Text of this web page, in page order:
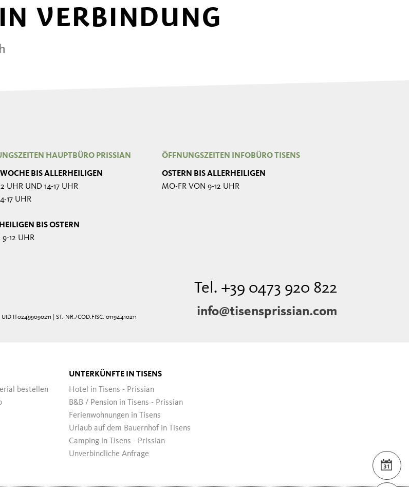
VERBINDUNG
HAUPTBÜRO PRISSIAN
BIS ALLERHEILIGEN
UHR UND 14-17 UHR
17 UHR
BIS OSTERN
9-12 UHR
ÖFFNUNGSZEITEN INFOBÜRO TISENS
OSTERN BIS ALLERHEILIGEN
MO-FR VON 9-12 UHR
Tel. +39 0473 920 822
info@tisensprissian.com
| UID IT02499090211 | ST.-NR./COD.FISC. 01194410211
bestellen
UNTERKÜNFTE IN TISENS
Hotel in Tisens - Prissian
B&B / Pension in Tisens - Prissian
Ferienwohnungen in Tisens
Urlaub auf dem Bauernhof in Tisens
Camping in Tisens - Prissian
Unverbindliche Anfrage